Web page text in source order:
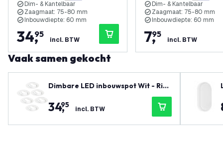
Dim- & Kantelbaar
Zaagmaat: 75-80 mm
Inbouwdiepte: 60 mm
34,
95
incl. BTW
Dim- & Kantelbaar
Zaagmaat: 75-80 mm
Inbouwdiepte: 60 mm
7,
95
incl. BTW
Vaak samen gekocht
Dimbare LED inbouwspot Wit - Rio
- 3W - 6500K - ø85mm - 6 pack
34,
95 incl. BTW